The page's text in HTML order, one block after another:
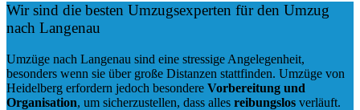
Wir sind die besten Umzugsexperten für den Umzug
nach Langenau
Umzüge nach Langenau sind eine stressige Angelegenheit,
besonders wenn sie über große Distanzen stattfinden. Umzüge von
Heidelberg erfordern jedoch besondere Vorbereitung und
Organisation, um sicherzustellen, dass alles reibungslos verläuft.